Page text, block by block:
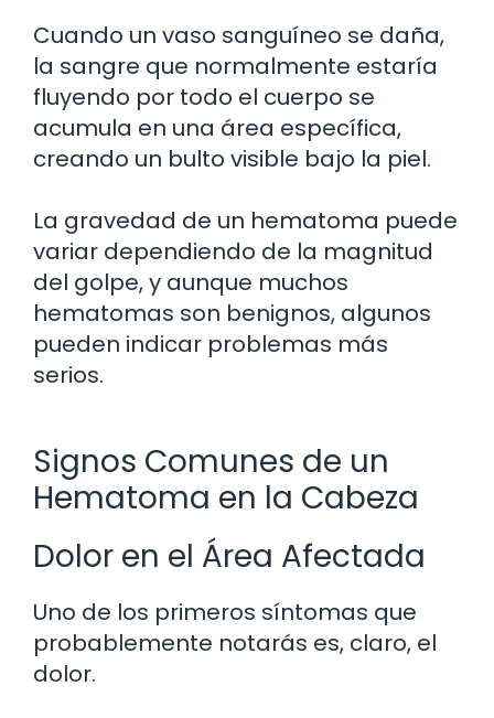
Cuando un vaso sanguíneo se daña,
la sangre que normalmente estaría
fluyendo por todo el cuerpo se
acumula en una área específica,
creando un bulto visible bajo la piel.
La gravedad de un hematoma puede
variar dependiendo de la magnitud
del golpe, y aunque muchos
hematomas son benignos, algunos
pueden indicar problemas más
serios.
Signos Comunes de un
Hematoma en la Cabeza
Dolor en el Área Afectada
Uno de los primeros síntomas que
probablemente notarás es, claro, el
dolor.